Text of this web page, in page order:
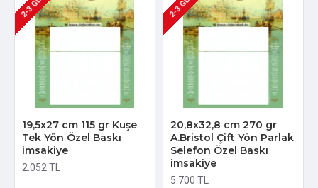
19,5x27 cm 115 gr Kuşe
Tek Yön Özel Baskı
imsakiye
2.052 TL
20,8x32,8 cm 270 gr
A.Bristol Çift Yön Parlak
Selefon Özel Baskı
imsakiye
5.700 TL